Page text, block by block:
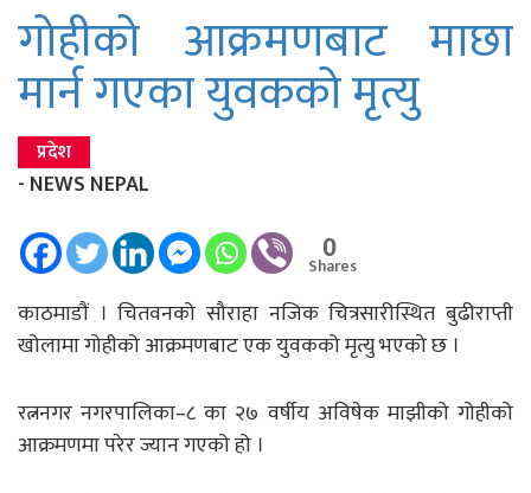
गोहीको आक्रमणबाट माछा
मार्न गएका युवकको मृत्यु
प्रदेश
- NEWS NEPAL
0
Shares
काठमाडौं । चितवनको सौराहा नजिक चित्रसारीस्थित बुढीराप्ती
खोलामा गोहीको आक्रमणबाट एक युवकको मृत्यु भएको छ ।
रत्ननगर नगरपालिका–८ का २७ वर्षीय अविषेक माझीको गोहीको
आक्रमणमा परेर ज्यान गएको हो ।